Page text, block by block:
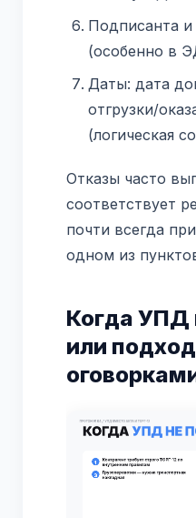
Подписанта
(особенно в
Даты: дата
отгрузки/
(логическая
Отказы часто
соответствует
почти всегда
одном из
Когда УПД
или